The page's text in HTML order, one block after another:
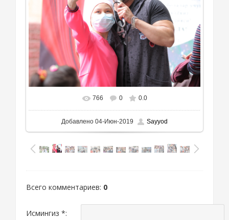
766 0 0.0
Добавлено 04-Июн-2019 Sayyod
Всего комментариев: 0
Исмингиз *: